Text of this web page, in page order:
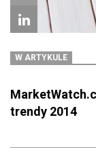
W ARTYKULE
trendy 2014